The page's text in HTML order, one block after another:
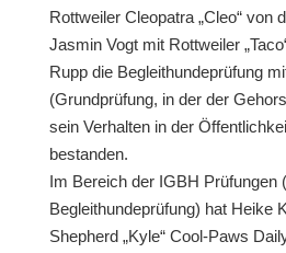
Rottweiler Cleopatra „Cleo“ von
Jasmin Vogt mit Rottweiler
Rupp die Begleithundeprüfung
(Grundprüfung, in der der
sein Verhalten in der
bestanden.
Im Bereich der IGBH Prüfungen
Begleithundeprüfung) hat Heike
Shepherd „Kyle“ Cool-Paws